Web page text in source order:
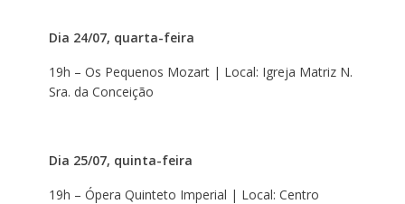
Dia 24/07, quarta-feira
19h – Os Pequenos Mozart | Local: Igreja Matriz N.
Sra. da Conceição
Dia 25/07, quinta-feira
19h – Ópera Quinteto Imperial | Local: Centro